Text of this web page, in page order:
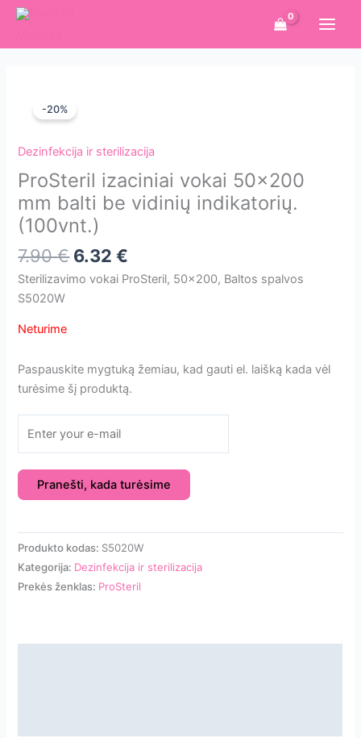
Pereiti
turinio
-20%
Dezinfekcija ir sterilizacija
ProSteril izaciniai vokai 50×200
mm balti be vidinių indikatorių.
(100vnt.)
7.90€ 6.32€
Sterilizavimo vokai ProSteril, 50×200, Baltos spalvos
S5020W
Neturime
Paspauskite mygtuką žemiau, kad gauti el. laišką kada vėl
turėsime šį produktą.
Pranešti, kada turėsime
Produkto kodas: S5020W
Kategorija: Dezinfekcija ir sterilizacija
Prekės ženklas: ProSteril